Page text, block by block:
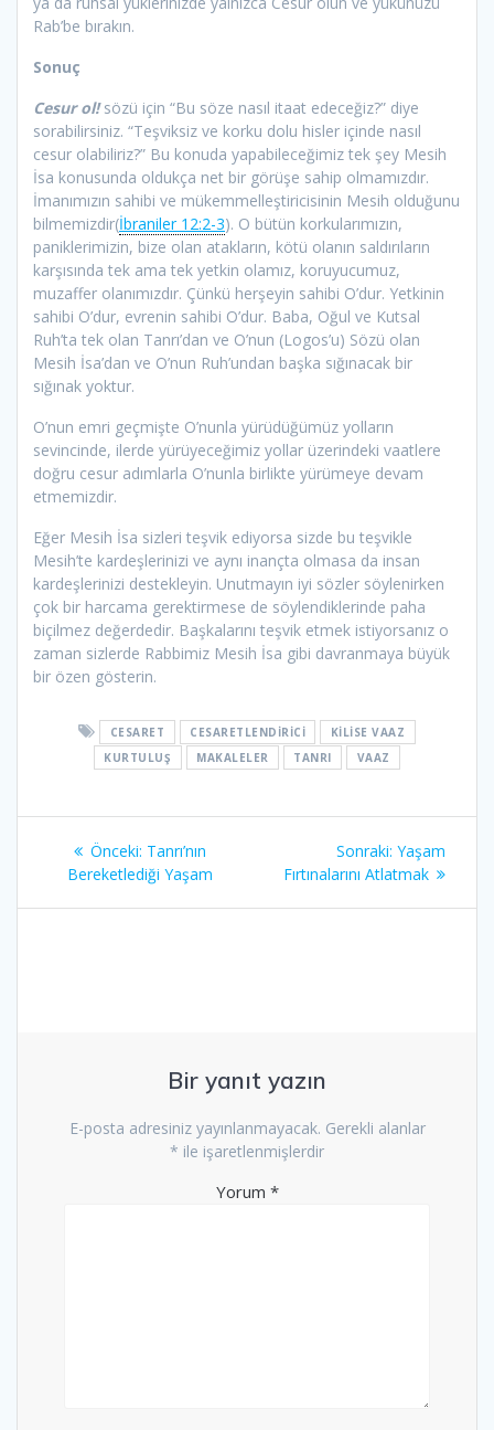
Rab’be bırakın.
Sonuç
Cesur ol!sözü için “Bu söze nasıl itaat edeceğiz?” diye
sorabilirsiniz. “Teşviksiz ve korku dolu hisler içinde nasıl
cesur olabiliriz?” Bu konuda yapabileceğimiz tek şey Mesih
İsa konusunda oldukça net bir görüşe sahip olmamızdır.
İmanımızın sahibi ve mükemmelleştiricisinin Mesih olduğunu
bilmemizdir(İbraniler 12:2-3). O bütün korkularımızın,
paniklerimizin, bize olan atakların, kötü olanın saldırıların
karşısında tek ama tek yetkin olamız, koruyucumuz,
muzaffer olanımızdır. Çünkü herşeyin sahibi O’dur. Yetkinin
sahibi O’dur, evrenin sahibi O’dur. Baba, Oğul ve Kutsal
Ruh’ta tek olan Tanrı’dan ve O’nun (Logos’u) Sözü olan
Mesih İsa’dan ve O’nun Ruh’undan başka sığınacak bir
sığınak yoktur.
O’nun emri geçmişte O’nunla yürüdüğümüz yolların
sevincinde, ilerde yürüyeceğimiz yollar üzerindeki vaatlere
doğru cesur adımlarla O’nunla birlikte yürümeye devam
etmemizdir.
Eğer Mesih İsa sizleri teşvik ediyorsa sizde bu teşvikle
Mesih’te kardeşlerinizi ve aynı inançta olmasa da insan
kardeşlerinizi destekleyin. Unutmayın iyi sözler söylenirken
çok bir harcama gerektirmese de söylendiklerinde paha
biçilmez değerdedir. Başkalarını teşvik etmek istiyorsanız o
zaman sizlerde Rabbimiz Mesih İsa gibi davranmaya büyük
bir özen gösterin.
CESARET CESARETLENDIRICI
KILISE VAAZ
KURTULUŞ
MAKALELER TANRI VAAZ
Yazı
gezinmesi
Önceki: Önceki
yazı:
Tanrı’nın
Bereketlediği Yaşam
Sonraki: Sonraki
yazı:
Yaşam
Fırtınalarını Atlatmak
Bir yanıt yazın
E-posta adresiniz yayınlanmayacak. Gerekli alanlar
* ile işaretlenmişlerdir
Yorum *